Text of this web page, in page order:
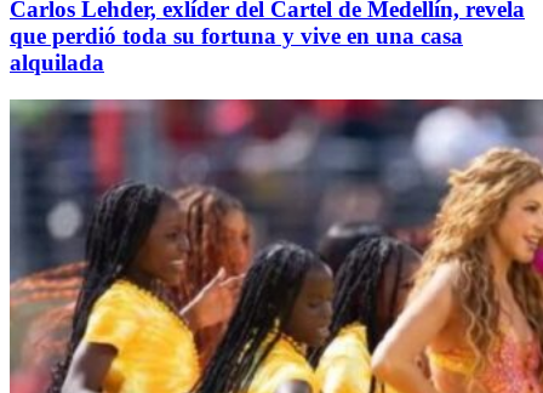
Carlos Lehder, exlíder del Cartel de Medellín, revela
que perdió toda su fortuna y vive en una casa
alquilada